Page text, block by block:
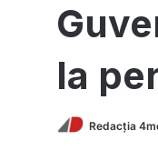
la
Redacția